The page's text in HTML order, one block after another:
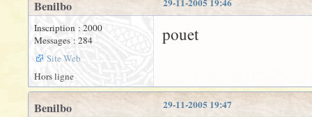
29-11-2005 19:46
Benilbo
Inscription : 2000
Messages : 284
Site Web
pouet
Hors ligne
29-11-2005 19:47
Benilbo